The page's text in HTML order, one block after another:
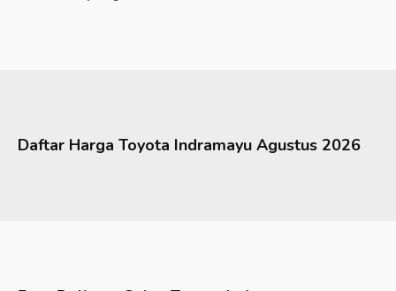
Daftar Harga Toyota Indramayu Agustus 2026